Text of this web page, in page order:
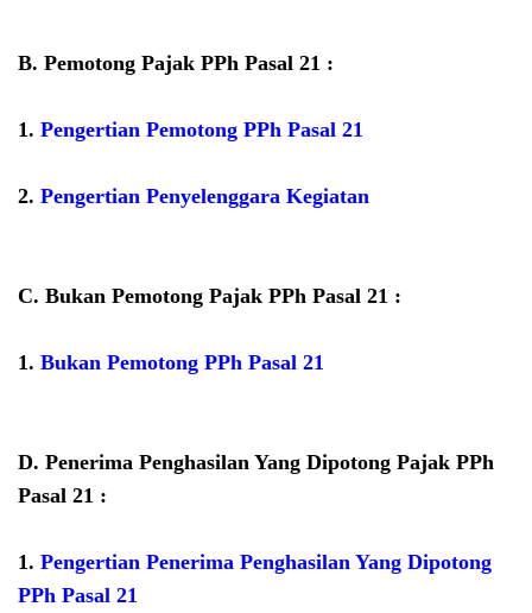
B. Pemotong Pajak PPh Pasal 21 :
1. Pengertian Pemotong PPh Pasal 21
2. Pengertian Penyelenggara Kegiatan
C. Bukan Pemotong Pajak PPh Pasal 21 :
1. Bukan Pemotong PPh Pasal 21
D. Penerima Penghasilan Yang Dipotong Pajak PPh
Pasal 21 :
1. Pengertian Penerima Penghasilan Yang Dipotong
PPh Pasal 21